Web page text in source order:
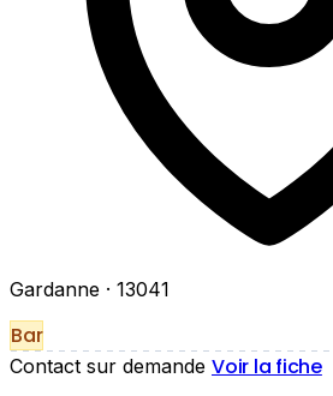
Gardanne · 13041
Bar
Contact sur demande Voir la fiche